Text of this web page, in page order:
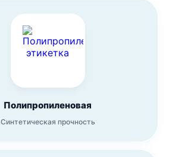
Полипропиленовая
Синтетическая прочность